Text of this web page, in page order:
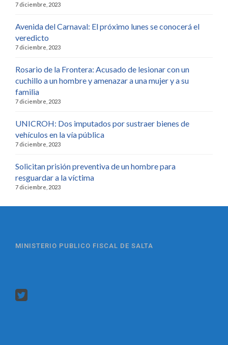
7 diciembre, 2023
Avenida del Carnaval: El próximo lunes se conocerá el
veredicto
7 diciembre, 2023
Rosario de la Frontera: Acusado de lesionar con un
cuchillo a un hombre y amenazar a una mujer y a su
familia
7 diciembre, 2023
UNICROH: Dos imputados por sustraer bienes de
vehículos en la vía pública
7 diciembre, 2023
Solicitan prisión preventiva de un hombre para
resguardar a la víctima
7 diciembre, 2023
MINISTERIO PUBLICO FISCAL DE SALTA